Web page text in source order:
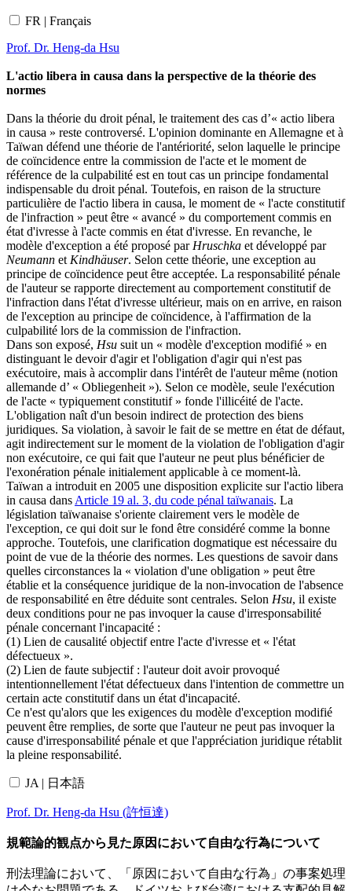
FR | Français
Prof. Dr. Heng-da Hsu
L'actio libera in causa dans la perspective de la théorie des
normes
Dans la théorie du droit pénal, le traitement des cas d’« actio libera
in causa » reste controversé. L'opinion dominante en Allemagne et à
Taïwan défend une théorie de l'antériorité, selon laquelle le principe
de coïncidence entre la commission de l'acte et le moment de
référence de la culpabilité est en tout cas un principe fondamental
indispensable du droit pénal. Toutefois, en raison de la structure
particulière de l'actio libera in causa, le moment de « l'acte constitutif
de l'infraction » peut être « avancé » du comportement commis en
état d'ivresse à l'acte commis en état d'ivresse. En revanche, le
modèle d'exception a été proposé par Hruschka et développé par
Neumann et Kindhäuser. Selon cette théorie, une exception au
principe de coïncidence peut être acceptée. La responsabilité pénale
de l'auteur se rapporte directement au comportement constitutif de
l'infraction dans l'état d'ivresse ultérieur, mais on en arrive, en raison
de l'exception au principe de coïncidence, à l'affirmation de la
culpabilité lors de la commission de l'infraction.
Dans son exposé, Hsu suit un « modèle d'exception modifié » en
distinguant le devoir d'agir et l'obligation d'agir qui n'est pas
exécutoire, mais à accomplir dans l'intérêt de l'auteur même (notion
allemande d’ « Obliegenheit »). Selon ce modèle, seule l'exécution
de l'acte « typiquement constitutif » fonde l'illicéité de l'acte.
L'obligation naît d'un besoin indirect de protection des biens
juridiques. Sa violation, à savoir le fait de se mettre en état de défaut,
agit indirectement sur le moment de la violation de l'obligation d'agir
non exécutoire, ce qui fait que l'auteur ne peut plus bénéficier de
l'exonération pénale initialement applicable à ce moment-là.
Taïwan a introduit en 2005 une disposition explicite sur l'actio libera
in causa dans Article 19 al. 3, du code pénal taïwanais. La
législation taïwanaise s'oriente clairement vers le modèle de
l'exception, ce qui doit sur le fond être considéré comme la bonne
approche. Toutefois, une clarification dogmatique est nécessaire du
point de vue de la théorie des normes. Les questions de savoir dans
quelles circonstances la « violation d'une obligation » peut être
établie et la conséquence juridique de la non-invocation de l'absence
de responsabilité en être déduite sont centrales. Selon Hsu, il existe
deux conditions pour ne pas invoquer la cause d'irresponsabilité
pénale concernant l'incapacité :
(1) Lien de causalité objectif entre l'acte d'ivresse et « l'état
défectueux ».
(2) Lien de faute subjectif : l'auteur doit avoir provoqué
intentionnellement l'état défectueux dans l'intention de commettre un
certain acte constitutif dans un état d'incapacité.
Ce n'est qu'alors que les exigences du modèle d'exception modifié
peuvent être remplies, de sorte que l'auteur ne peut pas invoquer la
cause d'irresponsabilité pénale et que l'appréciation juridique rétablit
la pleine responsabilité.
JA | 日本語
Prof. Dr. Heng-da Hsu (許恒達)
規範論的観点から見た原因において自由な行為について
刑法理論において、「原因において自由な行為」の事案処理